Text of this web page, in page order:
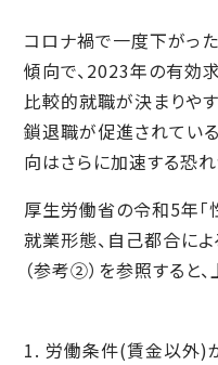
コロナ禍で一度下がっ
傾向で、2023年の有効
比較的就職が決まりや
鎖退職が促進されてい
向はさらに加速する恐れ
厚生労働省の令和5年「
就業形態、自己都合に
（参考②）を参照すると
労働条件(賃金以外)